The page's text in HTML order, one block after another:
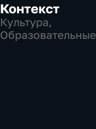
Контекст
Культура,
Образовательные